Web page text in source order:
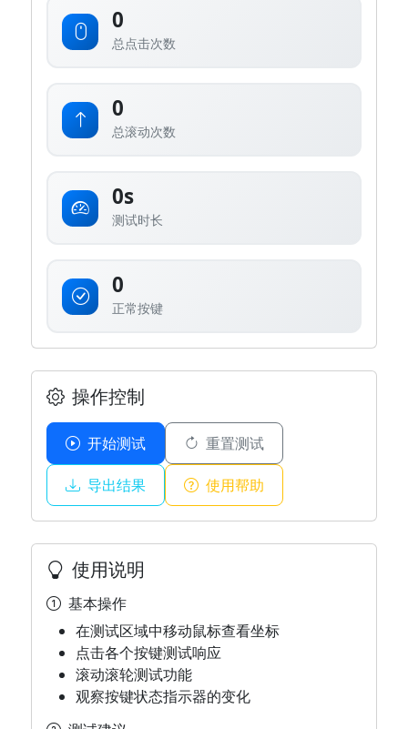
0
总点击次数
0
总滚动次数
0s
测试时长
0
正常按键
操作控制
开始测试 重置测试
导出结果 使用帮助
使用说明
基本操作
在测试区域中移动鼠标查看坐标
点击各个按键测试响应
滚动滚轮测试功能
观察按键状态指示器的变化